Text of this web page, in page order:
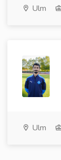
Ulm
Ulm